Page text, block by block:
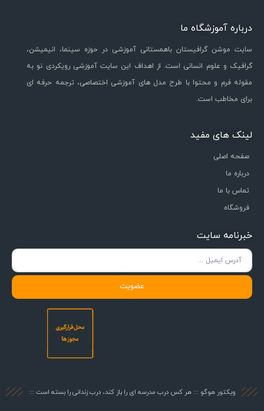
درباره آموزشگاه ما
سایت موشن گرافیستان باهمستانی آموزشی در حوزه سینما، انیمیشن،
گرافیک و علوم انسانی است. از اهداف این سایت آموزشی رویکردی نو به
مقوله فرم و محتوا با طرح مدل های آموزشی اختصاصی، ترجمه حرفه ای
برای مخاطب است.
لینک های مفید
صفحه اصلی
درباره ما
تماس با ما
فروشگاه
خبرنامه سایت
عضویت
ویکتور هوگو ::: هر کس درب مدرسه ای را باز کند، درب زندانی را بسته است :::